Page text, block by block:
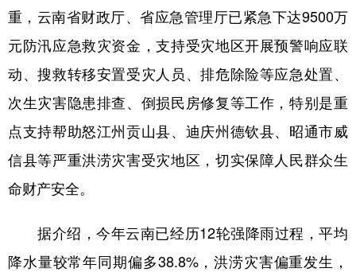
经济 服务 云南故事
云南青年说 趣看文物
重，云南省财政厅、省应急管理厅已紧急下达9500万
元防汛应急救灾资金，支持受灾地区开展预警响应联
动、搜救转移安置受灾人员、排危除险等应急处置、
次生灾害隐患排查、倒损民房修复等工作，特别是重
点支持帮助怒江州贡山县、迪庆州德钦县、昭通市威
信县等严重洪涝灾害受灾地区，切实保障人民群众生
命财产安全。
据介绍，今年云南已经历12轮强降雨过程，平均
降水量较常年同期偏多38.8%，洪涝灾害偏重发生，